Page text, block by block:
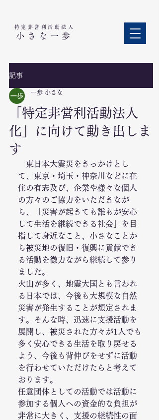
特定非営利活動法人​
小さな一歩
記事
「特定非営利活動法人
化」に向けて動き出しま
す
一歩 小さな
東日本大震災をきっかけとし
て、東京・埼玉・神奈川などに在
住の有志及び、企業や様々な個人
の方々のご協力をいただきなが
ら、「災害が起きても誰もが安心
して生活を継続できる社会」を目
指して身近なこと、小さなことか
ら被災地の復旧・復興に貢献でき
る活動を微力ながら継続して参り
ました。
火山が多く、地震大国とも言われ
る日本では、今後も大規模な自然
災害が発生することが想定されま
す。そんな時、迅速に支援活動を
展開し、被災された方々が1人でも
多く安心できる生活を取り戻せる
よう、今後も背伸びをせずに活動
を行わせていただけたらと考えて
おります。
任意団体としての活動では活動に
参加する個人への資金的な負担が
非常に大きく、支援の継続性の面